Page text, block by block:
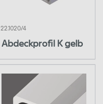
22.1020/4
Abdeckprofil K gelb